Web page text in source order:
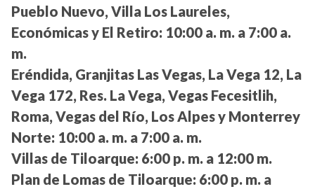
Pueblo Nuevo, Villa Los Laureles,
Económicas y El Retiro: 10:00 a. m. a 7:00 a.
m.
Eréndida, Granjitas Las Vegas, La Vega 12, La
Vega 172, Res. La Vega, Vegas Fecesitlih,
Roma, Vegas del Río, Los Alpes y Monterrey
Norte: 10:00 a. m. a 7:00 a. m.
Villas de Tiloarque: 6:00 p. m. a 12:00 m.
Plan de Lomas de Tiloarque: 6:00 p. m. a